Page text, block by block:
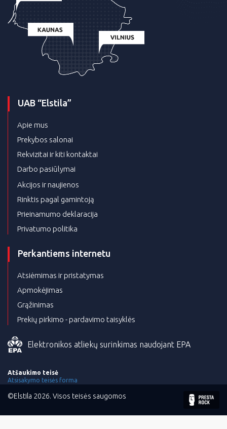
UAB “Elstila”
Apie mus
Prekybos salonai
Rekvizitai ir kiti kontaktai
Darbo pasiūlymai
Akcijos ir naujienos
Rinktis pagal gamintoją
Prieinamumo deklaracija
Privatumo politika
Perkantiems internetu
Atsiėmimas ir pristatymas
Apmokėjimas
Grąžinimas
Prekių pirkimo - pardavimo taisyklės
Elektronikos atliekų surinkimas naudojant EPA
Atšaukimo teisė
Atsisakymo teisės forma
©Elstila 2026. Visos teisės saugomos